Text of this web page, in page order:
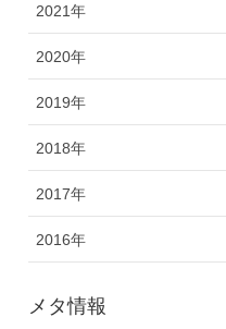
2021年
2020年
2019年
2018年
2017年
2016年
メタ情報